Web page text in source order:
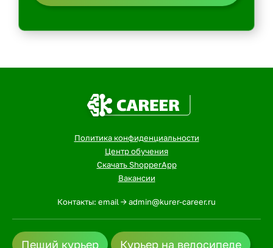
Политика конфиденциальности
Центр обучения
Скачать ShopperApp
Вакансии
Контакты: email -> admin@kurer-career.ru
Пеший курьер Курьер на велосипеде